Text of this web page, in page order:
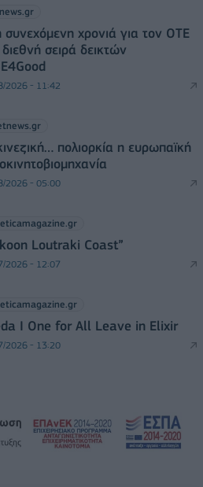
συνεχόμενη χρονιά για τον ΟΤΕ
σειρά δεικτών
2026 - 11:42
πολιορκία η ευρωπαϊκή
2026 - 05:00
Loutraki Coast”
2026 - 12:07
I One for All Leave in Elixir
2026 - 13:20